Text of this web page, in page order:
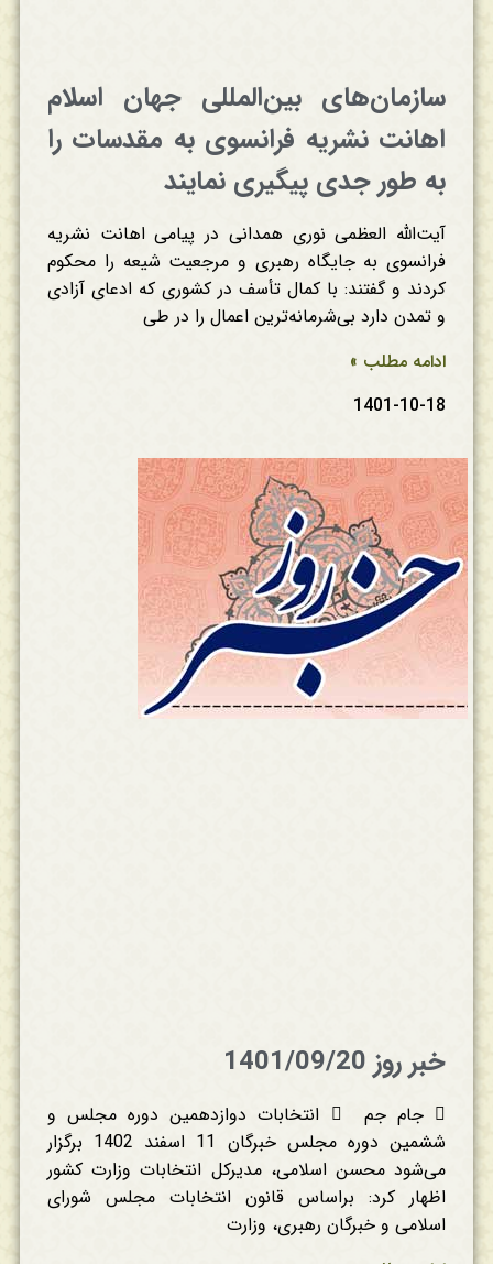
سازمان‌های بین‌المللی جهان اسلام
اهانت نشریه فرانسوی به مقدسات را
به طور جدی پیگیری نمایند
آیت‌الله العظمی نوری همدانی در پیامی اهانت نشریه
فرانسوی به جایگاه رهبری و مرجعیت شیعه را محکوم
کردند و گفتند: با کمال تأسف در کشوری که ادعای آزادی
و تمدن دارد بی‌شرمانه‌ترین اعمال را در طی
ادامه مطلب »
1401-10-18
خبر روز 1401/09/20
 جام جم  انتخابات دوازدهمین دوره مجلس و
ششمین دوره مجلس خبرگان 11 اسفند 1402 برگزار
می‌شود محسن اسلامی، مدیر‌کل انتخابات وزارت کشور
اظهار کرد: براساس قانون انتخابات مجلس شورای
اسلامی و خبرگان رهبری، وزارت